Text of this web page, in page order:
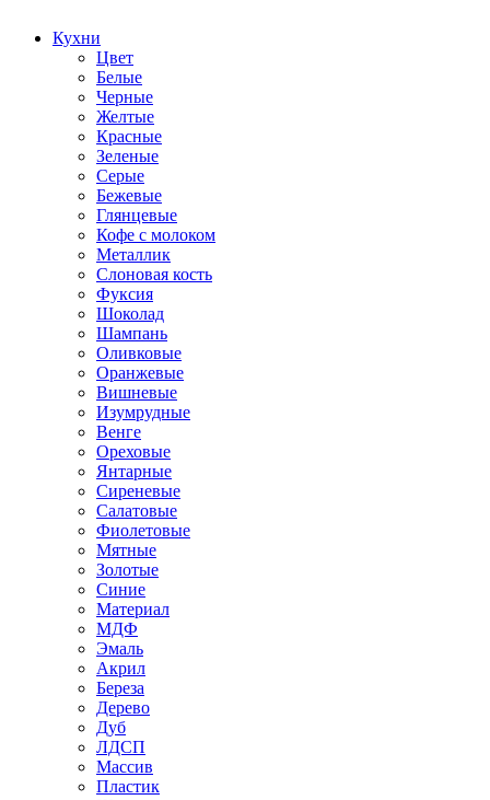
Кухни
Цвет
Белые
Черные
Желтые
Красные
Зеленые
Серые
Бежевые
Глянцевые
Кофе с молоком
Металлик
Слоновая кость
Фуксия
Шоколад
Шампань
Оливковые
Оранжевые
Вишневые
Изумрудные
Венге
Ореховые
Янтарные
Сиреневые
Салатовые
Фиолетовые
Мятные
Золотые
Синие
Материал
МДФ
Эмаль
Акрил
Береза
Дерево
Дуб
ЛДСП
Массив
Пластик